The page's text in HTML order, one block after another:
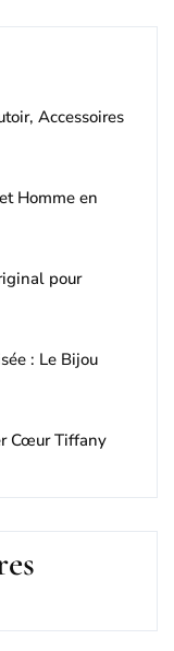
Accessoires
Homme en
pour
: Le Bijou
Cœur Tiffany